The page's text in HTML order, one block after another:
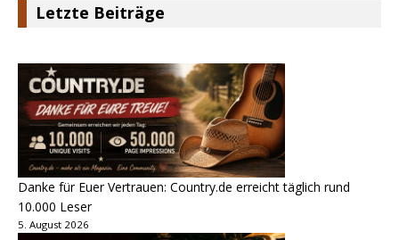
Letzte Beiträge
Danke für Euer Vertrauen: Country.de erreicht täglich rund
10.000 Leser
5. August 2026